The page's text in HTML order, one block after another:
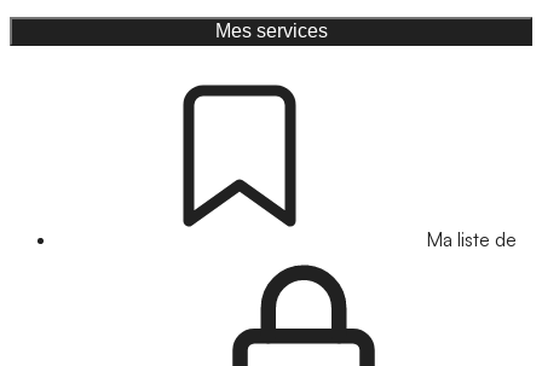
Mes services
Ma liste de